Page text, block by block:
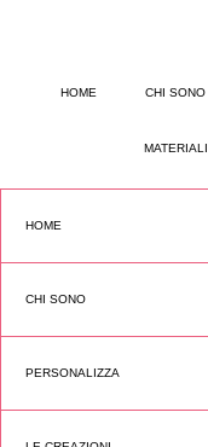
HOME CHI SONO
MATERIALI
HOME
CHI SONO
PERSONALIZZA